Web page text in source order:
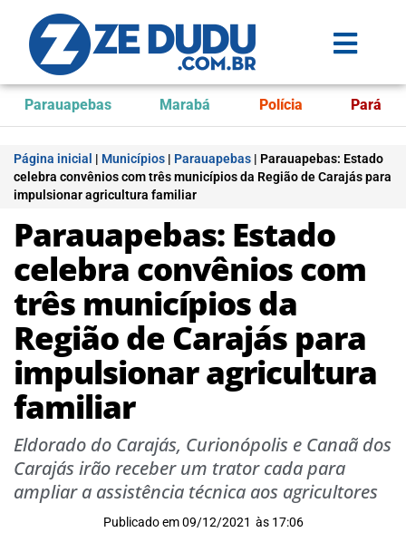
Parauapebas Marabá Polícia Pará
Página inicial | Municípios | Parauapebas | Parauapebas: Estado
celebra convênios com três municípios da Região de Carajás para
impulsionar agricultura familiar
Parauapebas: Estado
celebra convênios com
três municípios da
Região de Carajás para
impulsionar agricultura
familiar
Eldorado do Carajás, Curionópolis e Canaã dos
Carajás irão receber um trator cada para
ampliar a assistência técnica aos agricultores
Publicado em 09/12/2021 às 17:06